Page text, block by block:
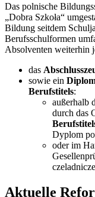
Das polnische
„Dobra Szkoła“
Bildung seitdem
Berufsschulformen
Absolventen weiterhin
das
sowie ein
Berufstitels:
außerhalb
durch das
Dyplom
oder im
Aktuelle